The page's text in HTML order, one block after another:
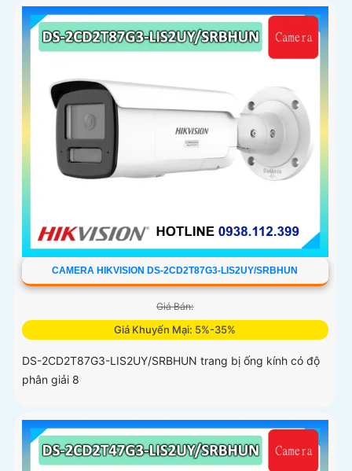
công nghệ AI trong việc cân bằng màu sáng trong điều
kiện ánh sáng yếu, ống kính có độ phân giải 4
CAMERA HIKVISION DS-2CD2T87G3-LIS2UY/SRBHUN
Giá Bán:
Giá Khuyến Mại: 5%-35%
DS-2CD2T87G3-LIS2UY/SRBHUN trang bị ống kính có độ
phân giải 8